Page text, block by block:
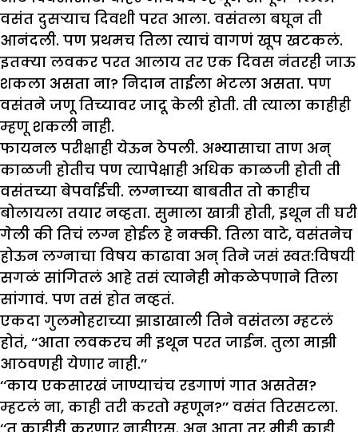
वसंत दुसऱ्याच दिवशी परत आला. वसंतला बघून ती
आनंदली. पण प्रथमच तिला त्याचं वागणं खूप खटकलं.
इतक्या लवकर परत आलाय तर एक दिवस नंतरही जाऊ
शकला असता ना? निदान ताईला भेटला असता. पण
वसंतने जणू तिच्यावर जादू केली होती. ती त्याला काहीही
म्हणू शकली नाही.
फायनल परीक्षाही येऊन ठेपली. अभ्यासाचा ताण अन्
काळजी होतीच पण त्यापेक्षाही अधिक काळजी होती ती
वसंतच्या बेपर्वाईची. लग्नाच्या बाबतीत तो काहीच
बोलायला तयार नव्हता. सुमाला खात्री होती, इथून ती घरी
गेली की तिचं लग्न होईल हे नक्की. तिला वाटे, वसंतनेच
होऊन लग्नाचा विषय काढावा अन् तिने जसं स्वत:विषयी
सगळं सांगितलं आहे तसं त्यानेही मोकळेपणाने तिला
सांगावं. पण तसं होत नव्हतं.
एकदा गुलमोहराच्या झाडाखाली तिने वसंतला म्हटलं
होतं, ‘‘आता लवकरच मी इथून परत जाईन. तुला माझी
आठवणही येणार नाही.’’
‘‘काय एकसारखं जाण्याचंच रडगाणं गात असतेस?
म्हटलं ना, काही तरी करतो म्हणून?’’ वसंत तिरसटला.